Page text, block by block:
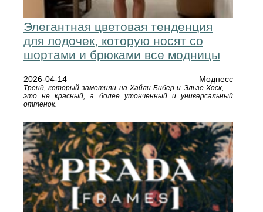
Элегантная цветовая тенденция
для лодочек, которую носят со
шортами и брюками все модницы
2026-04-14 Моднесс
Тренд, который заметили на Хайли Бибер и Эльзе Хоск, —
это не красный, а более утонченный и универсальный
оттенок.